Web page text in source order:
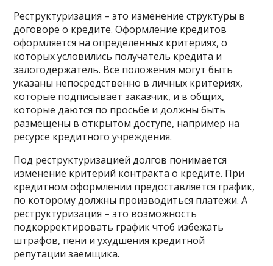
Реструктуризация – это изменение структуры в
договоре о кредите. Оформление кредитов
оформляется на определенных критериях, о
которых условились получатель кредита и
залогодержатель. Все положения могут быть
указаны непосредственно в личных критериях,
которые подписывает заказчик, и в общих,
которые даются по просьбе и должны быть
размещены в открытом доступе, например на
ресурсе кредитного учреждения.
Под реструктуризацией долгов понимается
изменение критерий контракта о кредите. При
кредитном оформлении предоставляется график,
по которому должны производиться платежи. А
реструктуризация – это возможность
подкорректировать график чтоб избежать
штрафов, пени и ухудшения кредитной
репутации заемщика.